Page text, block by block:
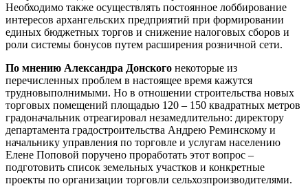
Необходимо также осуществлять постоянное лоббирование
интересов архангельских предприятий при формировании
единых бюджетных торгов и снижение налоговых сборов и
роли системы бонусов путем расширения розничной сети.
По мнению Александра Донского некоторые из
перечисленных проблем в настоящее время кажутся
трудновыполнимыми. Но в отношении строительства новых
торговых помещений площадью 120 – 150 квадратных метров
градоначальник отреагировал незамедлительно: директору
департамента градостроительства Андрею Реминскому и
начальнику управления по торговле и услугам населению
Елене Поповой поручено проработать этот вопрос –
подготовить список земельных участков и конкретные
проекты по организации торговли сельхозпроизводителями.